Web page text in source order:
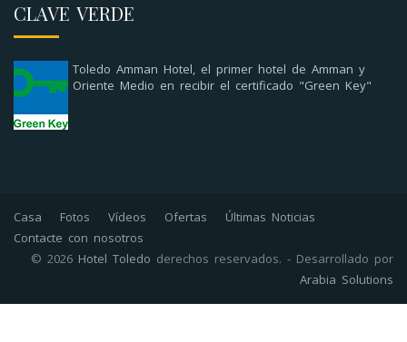
CLAVE VERDE
Toledo Amman Hotel, el primer hotel de Amman y
Oriente Medio en recibir el certificado "Green Key"
Casa Fotos Vídeos Ofertas
Últimas Noticias
Contacte con nosotros
© 2026 Hotel Toledo derechos reservados. - Desarrollado por
Arabia Solutions